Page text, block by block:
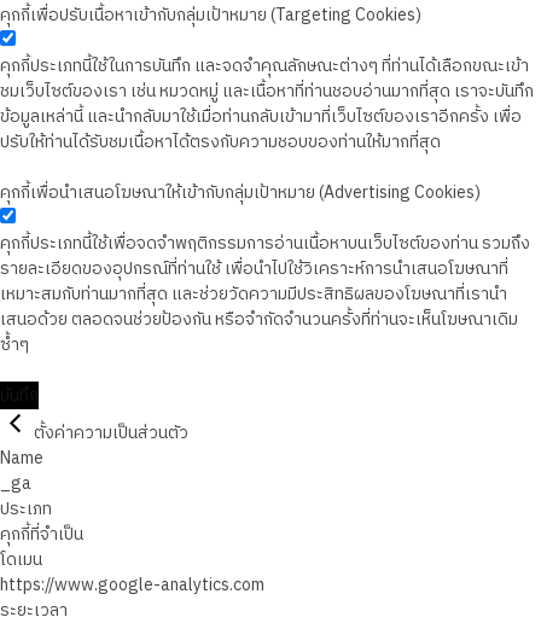
คุกกี้เพื่อปรับเนื้อหาเข้ากับกลุ่มเป้าหมาย (Targeting Cookies)
คุกกี้ประเภทนี้ใช้ในการบันทึก และจดจำคุณลักษณะต่างๆ ที่ท่านได้เลือกขณะเข้า
ชมเว็บไซต์ของเรา เช่น หมวดหมู่ และเนื้อหาที่ท่านชอบอ่านมากที่สุด เราจะบันทึก
ข้อมูลเหล่านี้ และนำกลับมาใช้เมื่อท่านกลับเข้ามาที่เว็บไซต์ของเราอีกครั้ง เพื่อ
ปรับให้ท่านได้รับชมเนื้อหาได้ตรงกับความชอบของท่านให้มากที่สุด
คุกกี้เพื่อนำเสนอโฆษณาให้เข้ากับกลุ่มเป้าหมาย (Advertising Cookies)
คุกกี้ประเภทนี้ใช้เพื่อจดจำพฤติกรรมการอ่านเนื้อหาบนเว็บไซต์ของท่าน รวมถึง
รายละเอียดของอุปกรณ์ที่ท่านใช้ เพื่อนำไปใช้วิเคราะห์การนำเสนอโฆษณาที่
เหมาะสมกับท่านมากที่สุด และช่วยวัดความมีประสิทธิผลของโฆษณาที่เรานำ
เสนอด้วย ตลอดจนช่วยป้องกัน หรือจำกัดจำนวนครั้งที่ท่านจะเห็นโฆษณาเดิม
ซ้ำๆ
ตั้งค่าความเป็นส่วนตัว
Name
_ga
ประเภท
คุกกี้ที่จำเป็น
โดเมน
https://www.google-analytics.com
ระยะเวลา